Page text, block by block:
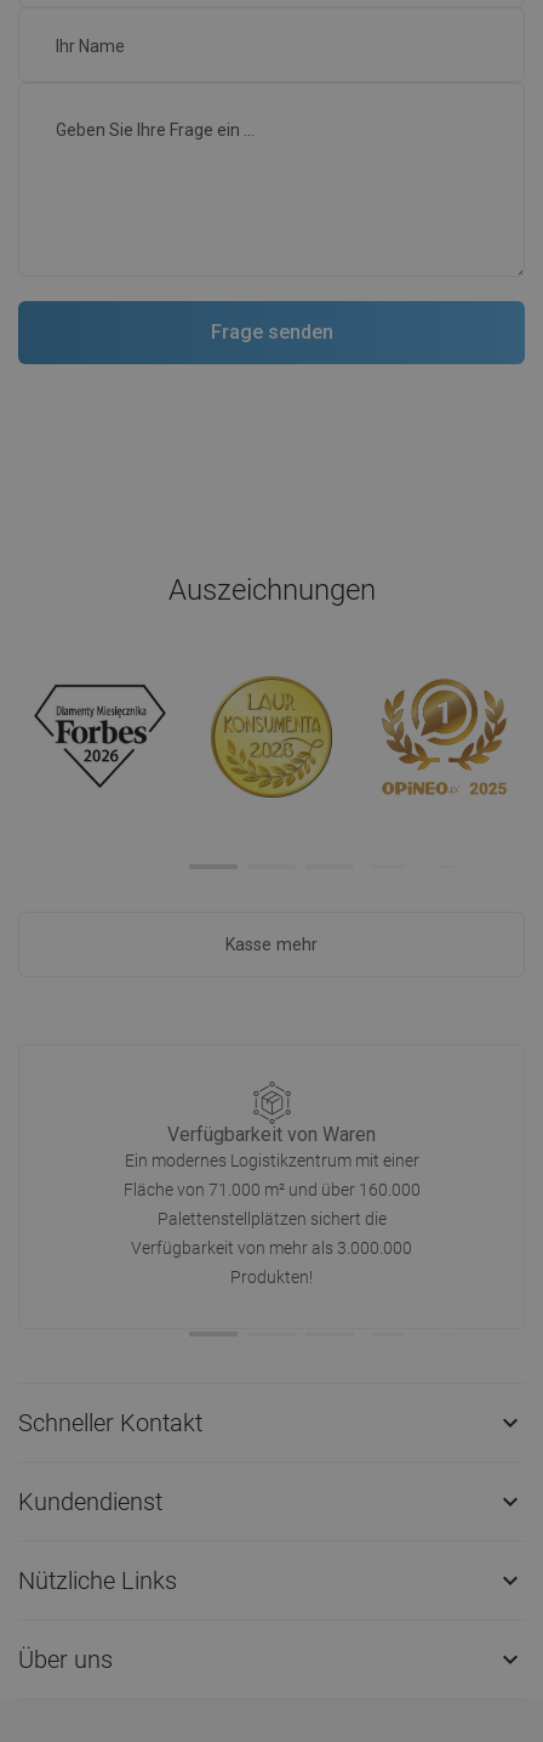
Auszeichnungen
Kasse mehr
Verfügbarkeit von Waren
Ein modernes Logistikzentrum mit einer
Fläche von 71.000 m² und über 160.000
Palettenstellplätzen sichert die
Verfügbarkeit von mehr als 3.000.000
Produkten!
Schneller Kontakt 
Kundendienst 
Nützliche Links 
Über uns 